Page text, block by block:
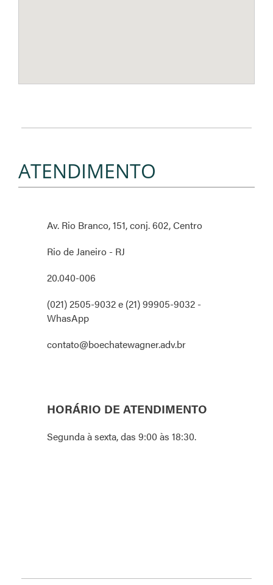
ATENDIMENTO
Av. Rio Branco, 151, conj. 602, Centro
Rio de Janeiro - RJ
20.040-006
(021) 2505-9032 e (21) 99905-9032 -
WhasApp
contato@boechatewagner.adv.br
HORÁRIO DE ATENDIMENTO
Segunda à sexta, das 9:00 às 18:30.